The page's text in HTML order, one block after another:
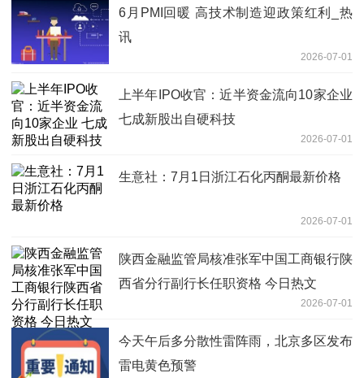
6月PMI回暖 高技术制造迎政策红利_热
讯
2026-07-01
上半年IPO收官：近半资金流向10家企业
七成新股出自硬科技
2026-07-01
生意社：7月1日浙江石化丙酮最新价格
2026-07-01
陕西金融监管局核准张军中国工商银行陕
西省分行副行长任职资格 今日热文
2026-07-01
今天午后多分散性雷阵雨，北京多区发布
雷电黄色预警